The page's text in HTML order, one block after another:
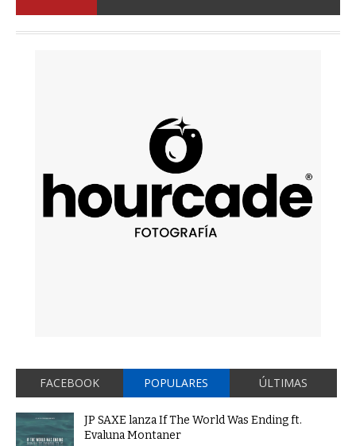
FACEBOOK POPULARES ÚLTIMAS
JP SAXE lanza If The World Was Ending ft.
Evaluna Montaner